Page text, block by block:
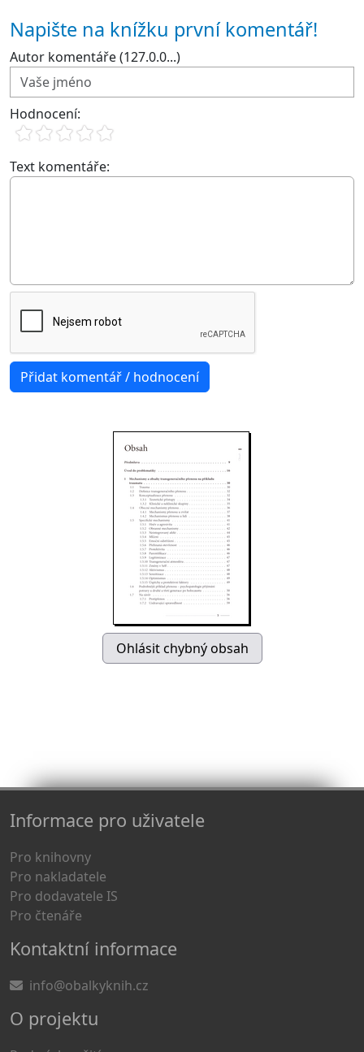
Napište na knížku první komentář!
Autor komentáře (127.0.0...)
Hodnocení:
Text komentáře:
Informace pro uživatele
Pro knihovny
Pro nakladatele
Pro dodavatele IS
Pro čtenáře
Kontaktní informace
info@obalkyknih.cz
O projektu